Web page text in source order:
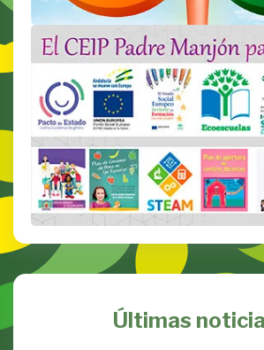
Últimas